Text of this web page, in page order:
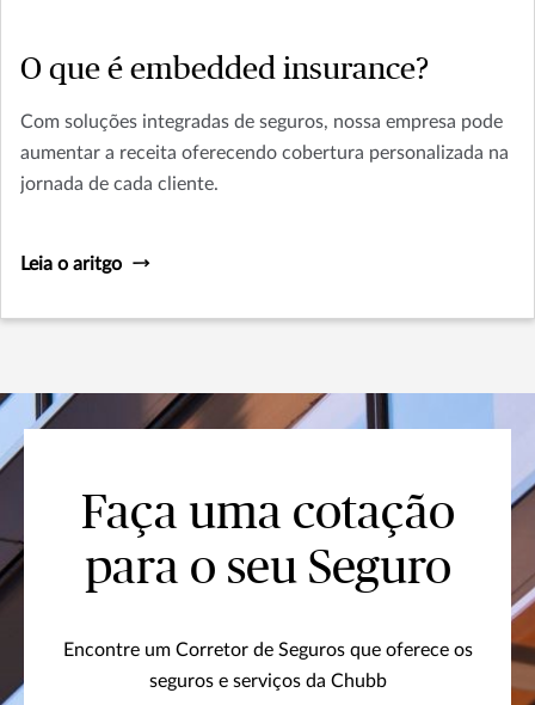
O que é embedded insurance?
Com soluções integradas de seguros, nossa empresa pode
aumentar a receita oferecendo cobertura personalizada na
jornada de cada cliente.
Leia o aritgo
Faça uma cotação
para o seu Seguro
Encontre um Corretor de Seguros que oferece os
seguros e serviços da Chubb